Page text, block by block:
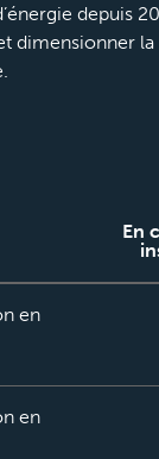
depuis
dimensionner
En
en
en